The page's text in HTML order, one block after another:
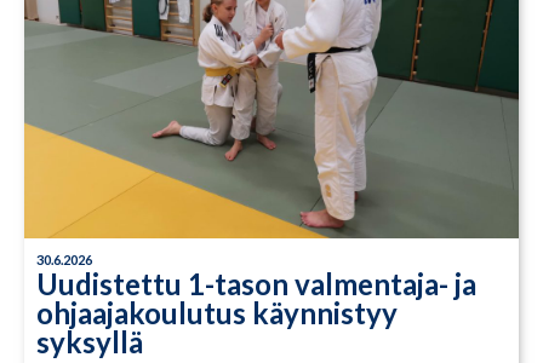
30.6.2026
Uudistettu 1-tason valmentaja- ja
ohjaajakoulutus käynnistyy
syksyllä